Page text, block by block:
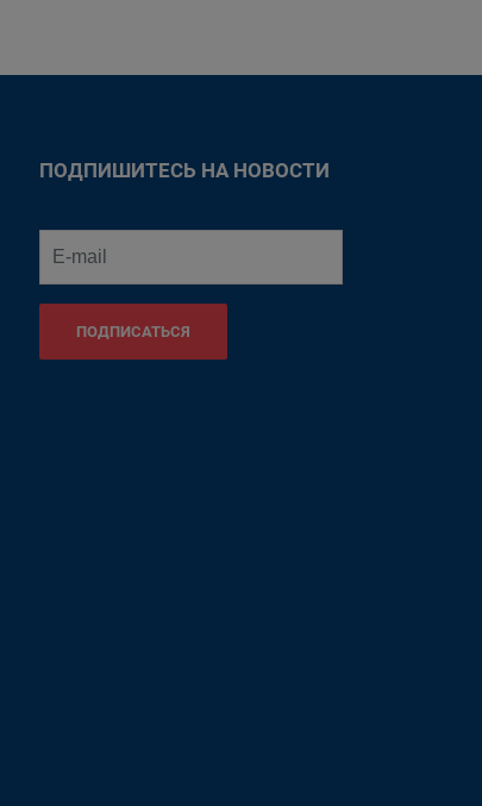
ПОДПИШИТЕСЬ НА НОВОСТИ
ПОДПИСАТЬСЯ